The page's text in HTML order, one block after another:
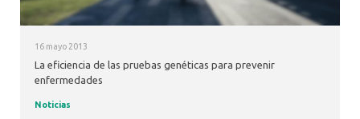
16 mayo 2013
La eficiencia de las pruebas genéticas para prevenir
enfermedades
Noticias